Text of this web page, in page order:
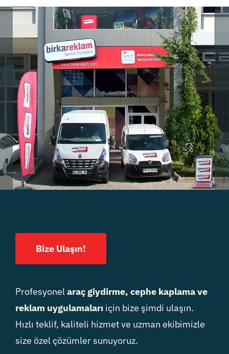
Bize Ulaşın!
Profesyonelaraç giydirme, cephe kaplama ve
reklam uygulamaları için bize şimdi ulaşın.
Hızlı teklif, kaliteli hizmet ve uzman ekibimizle
size özel çözümler sunuyoruz.